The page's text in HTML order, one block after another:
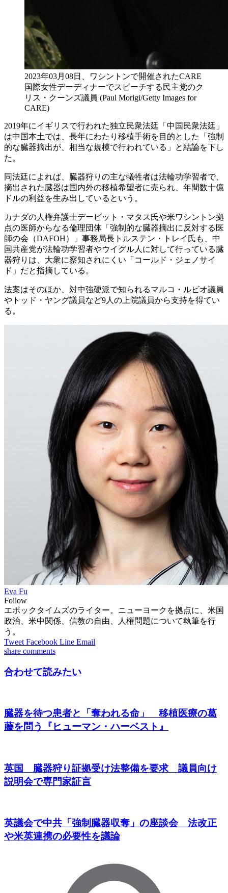
2023年03月08日、ワシントンで開催されたCARE
国際女性デーディナーでスピーチする民主党のク
リス・クーンズ議員 (Paul Morigi/Getty Images for
CARE)
2019年にイギリスで行われた独立民衆法廷「中国民衆法廷」
は中国本土では、長年にわたり移植手術を目的とした「強制
的な臓器摘出が、相当な規模で行われている」と結論を下し
た。
同法廷によれば、臓器狩りの主な犠牲者は法輪功学習者で、
摘出された臓器は国内外の移植希望者に売られ、年間数十億
ドルの利益を生み出しているという。
カナダの人権弁護士デービット・マタス氏や米ワシントン拠
点の医師からなる倫理団体「強制的な臓器摘出に反対する医
師の会（DAFOH）」事務局長トルステン・トレイ氏も、中
国共産党が法輪功学習者やウイグル人に対して行っている臓
器狩りは、大衆に察知されにくい「コールド・ジェノサイ
ド」だと指摘している。
法案はそのほか、対中強硬派で知られるマルコ・ルビオ議員
やトッド・ヤング議員など9人の上院議員から支持を得てい
る。
Eva Fu
Follow
エポックタイムズのライター。ニューヨークを拠点に、米国
政治、米中関係、信教の自由、人権問題について執筆を行
う。
Tweet Facebook Line Email
share comments
合わせて読みたい
臓器を待つ患者と「奪われる命」 移植医療の葛
藤を問う『ヒューマン・ハーベスト』
英国 臓器狩り証拠受け法整備を要求 議員向け
説明会で専門家証言
英議会で中共「強制臓器収奪」の座談会 法改正
や米英連携の必要性を議論